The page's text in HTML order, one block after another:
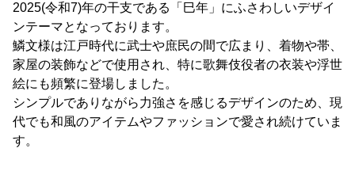
2025(令和7)年の干支である「巳年」にふさわしいデザイ
ンテーマとなっております。
鱗文様は江戸時代に武士や庶民の間で広まり、着物や帯、
家屋の装飾などで使用され、特に歌舞伎役者の衣装や浮世
絵にも頻繁に登場しました。
シンプルでありながら力強さを感じるデザインのため、現
代でも和風のアイテムやファッションで愛され続けていま
す。